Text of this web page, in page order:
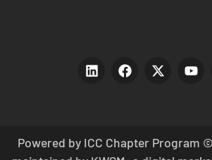
Powered by ICC Chapter Program